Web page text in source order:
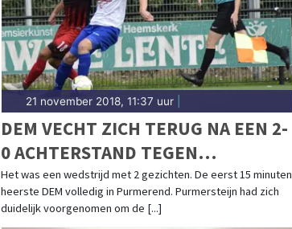
21 november 2018, 11:37 uur|
DEM VECHT ZICH TERUG NA EEN 2-
0 ACHTERSTAND TEGEN
PURMERSTEIJN
Het was een wedstrijd met 2 gezichten. De eerst 15 minuten
heerste DEM volledig in Purmerend. Purmersteijn had zich
duidelijk voorgenomen om de [...]